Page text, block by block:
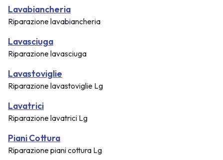
Lavabiancheria
Riparazione lavabiancheria
Lavasciuga
Riparazione lavasciuga
Lavastoviglie
Riparazione lavastoviglie Lg
Lavatrici
Riparazione lavatrici Lg
Piani Cottura
Riparazione piani cottura Lg